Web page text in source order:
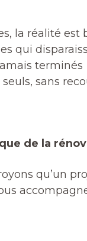
la réalité est
qui
terminés
sans
de la
qu’un